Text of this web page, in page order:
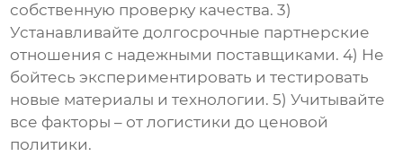
собственную проверку качества. 3)
Устанавливайте долгосрочные партнерские
отношения с надежными поставщиками. 4) Не
бойтесь экспериментировать и тестировать
новые материалы и технологии. 5) Учитывайте
все факторы – от логистики до ценовой
политики.